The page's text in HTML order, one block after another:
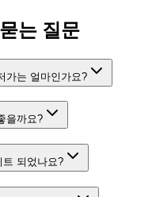
는 질문
가는 얼마인가요?
을까요?
트 되었나요?